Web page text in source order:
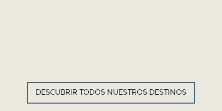
DESCUBRIR TODOS NUESTROS DESTINOS